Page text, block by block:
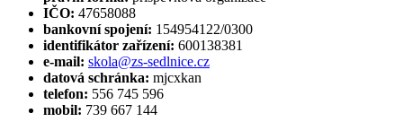
IČO: 47658088
bankovní spojení: 154954122/0300
identifikátor zařízení: 600138381
e-mail: skola@zs-sedlnice.cz
datová schránka: mjcxkan
telefon: 556 745 596
mobil: 739 667 144